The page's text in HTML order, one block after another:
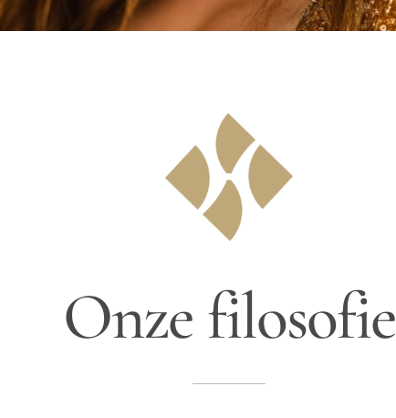
Onze filosofie